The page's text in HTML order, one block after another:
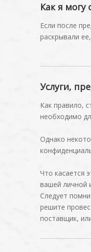
Как я могу
Если после
раскрывали
Услуги,
Как правило,
необходимо
Однако
Что касается
вашей личной
Следует
решите
поставщик,